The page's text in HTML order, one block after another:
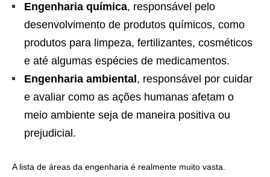
Engenharia química, responsável pelo
desenvolvimento de produtos químicos, como
produtos para limpeza, fertilizantes, cosméticos
e até algumas espécies de medicamentos.
Engenharia ambiental, responsável por cuidar
e avaliar como as ações humanas afetam o
meio ambiente seja de maneira positiva ou
prejudicial.
A lista de áreas da engenharia é realmente muito vasta.